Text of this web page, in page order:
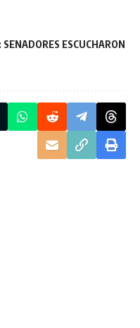
ESCUCHARON